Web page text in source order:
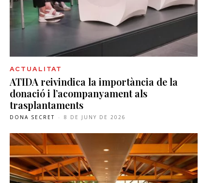
ACTUALITAT
ATIDA reivindica la importància de la
donació i l’acompanyament als
trasplantaments
DONA SECRET - 8 DE JUNY DE 2026